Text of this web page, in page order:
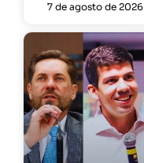
7 de agosto de 2026